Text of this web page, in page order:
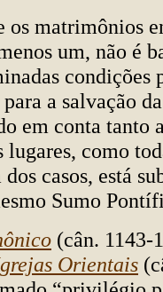
os matrimônios
um, não é
condições
a salvação
em conta tanto
lugares, como
casos, está
Sumo
(cân. 1143-
Orientais